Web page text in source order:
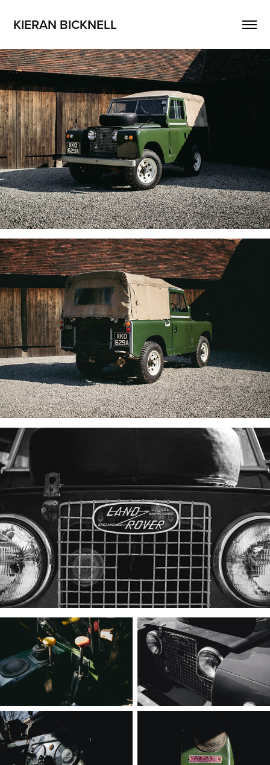
KIERAN BICKNELL